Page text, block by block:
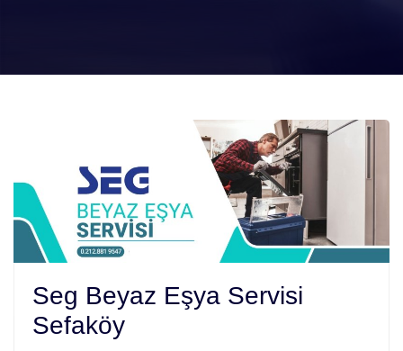
Seg Beyaz Eşya Servisi
Sefaköy